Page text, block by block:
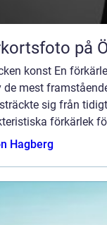
på
konst En
de mest
sig från
förkärlek
Hagberg